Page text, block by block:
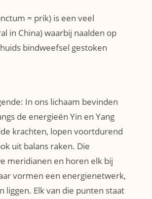
= prik) is een veel
in China) waarbij naalden op
bindweefsel gestoken
In ons lichaam bevinden
de energieën Yin en Yang
krachten, lopen voortdurend
uit balans raken. Die
meridianen en horen elk bij
vormen een energienetwerk,
Elk van die punten staat